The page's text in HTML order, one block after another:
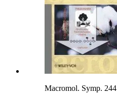
Macromol. Symp. 244